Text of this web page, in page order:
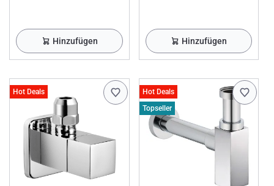
Hinzufügen Hinzufügen
Hot Deals
Hot Deals
Topseller